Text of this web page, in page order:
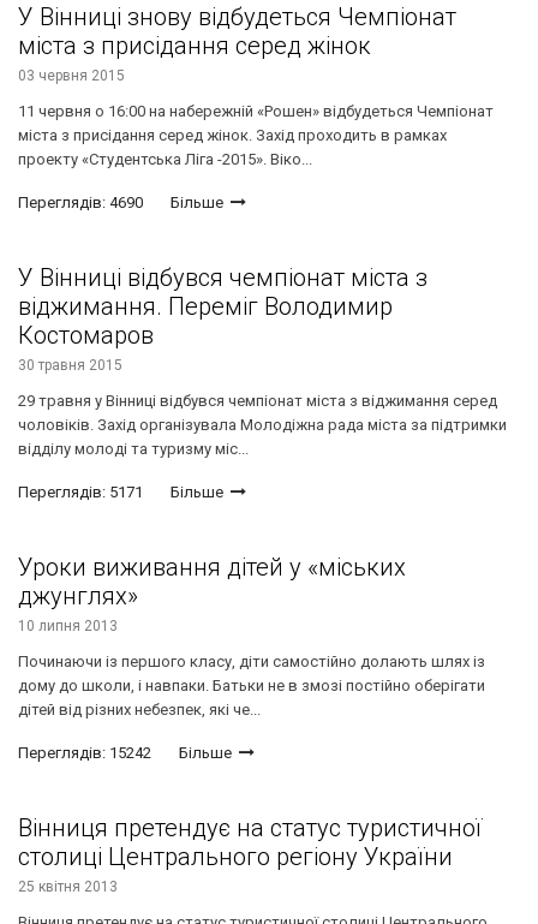
У Вінниці знову відбудеться Чемпіонат
міста з присідання серед жінок
03 червня 2015
11 червня о 16:00 на набережній «Рошен» відбудеться Чемпіонат
міста з присідання серед жінок. Захід проходить в рамках
проекту «Студентська Ліга -2015». Віко...
Переглядів: 4690 Більше
У Вінниці відбувся чемпіонат міста з
віджимання. Переміг Володимир
Костомаров
30 травня 2015
29 травня у Вінниці відбувся чемпіонат міста з віджимання серед
чоловіків. Захід організувала Молодіжна рада міста за підтримки
відділу молоді та туризму міс...
Переглядів: 5171 Більше
Уроки виживання дітей у «міських
джунглях»
10 липня 2013
Починаючи із першого класу, діти самостійно долають шлях із
дому до школи, і навпаки. Батьки не в змозі постійно оберігати
дітей від різних небезпек, які че...
Переглядів: 15242 Більше
Вінниця претендує на статус туристичної
столиці Центрального регіону України
25 квітня 2013